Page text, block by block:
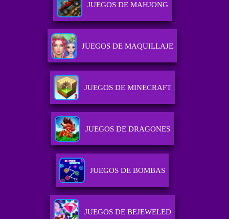
JUEGOS DE MAHJONG
JUEGOS DE MAQUILLAJE
JUEGOS DE MINECRAFT
JUEGOS DE DRAGONES
JUEGOS DE BOMBAS
JUEGOS DE BEJEWELED